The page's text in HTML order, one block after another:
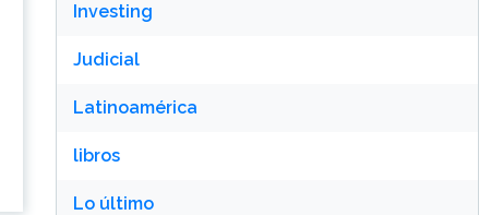
Investing
Judicial
Latinoamérica
libros
Lo último